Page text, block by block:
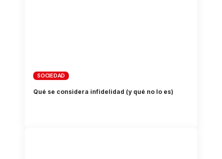
SOCIEDAD
Qué se considera infidelidad (y qué no lo es)